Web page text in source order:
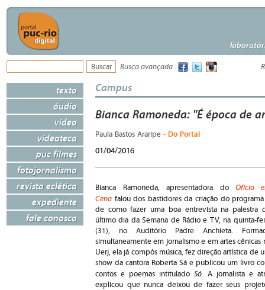
Busca avançada
texto
áudio
vídeo
videoteca
puc filmes
fotojornalismo
revista eclética
expediente
fale conosco
Campus
Bianca Ramoneda: "É época de
Paula Bastos Araripe - Do Portal
01/04/2016
Bianca Ramoneda, apresentadora doOfício
Cena falou dos bastidores da criação do
de como fazer uma boa entrevista na palestra
último dia da Semana de Rádio e TV, na quinta-
(31), no Auditório Padre Anchieta.
simultaneamente em jornalismo e em artes cênicas
Uerj, ela já compôs música, fez direção artística de
show da cantora Roberta Sá e publicou um livro
contos e poemas intitulado Só. A jornalista e
explicou que nunca deixou de fazer seus